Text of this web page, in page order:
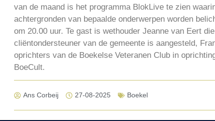
van de maand is het programma BlokLive te zien
achtergronden van bepaalde onderwerpen worden
om 20.00 uur. Te gast is wethouder Jeanne van Eert
cliëntondersteuner van de gemeente is aangesteld,
oprichters van de Boekelse Veteranen Club in
BoeCult.
Ans Corbeij 27-08-2025 Boekel